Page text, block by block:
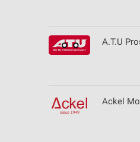
A.T.U
Ackel